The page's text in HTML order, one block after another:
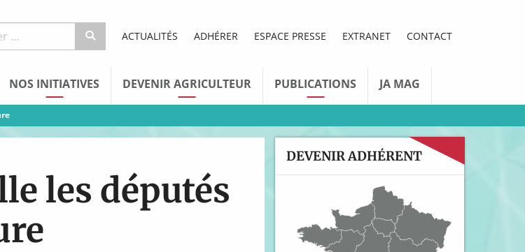
ACTUALITÉS ADHÉRER ESPACE PRESSE EXTRANET CONTACT
NOS INITIATIVES DEVENIR AGRICULTEUR PUBLICATIONS JA MAG
les députés
DEVENIR ADHÉRENT